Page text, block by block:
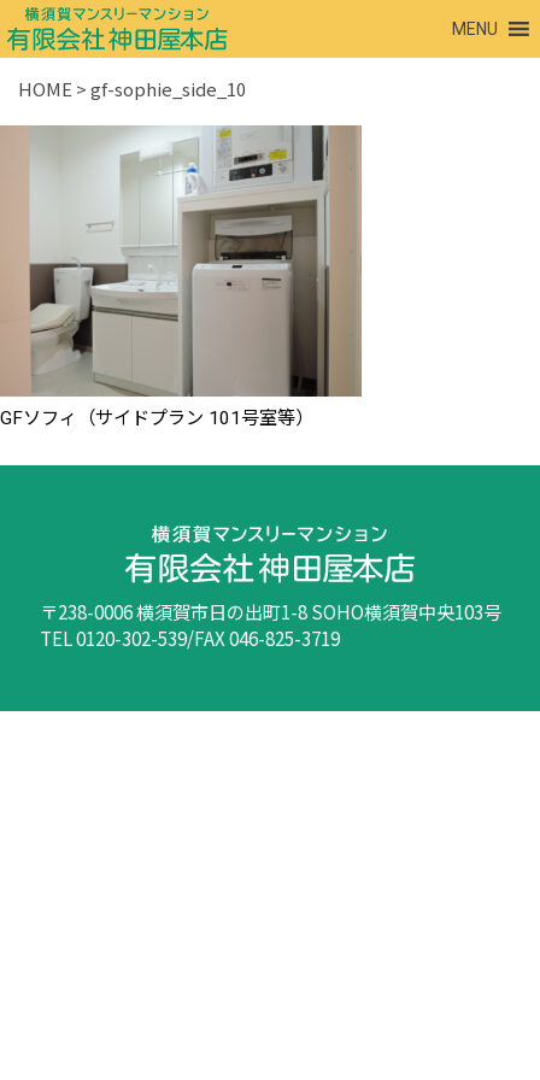
MENU
HOME >gf-sophie_side_10
GFソフィ（サイドプラン 101号室等）
〒238-0006 横須賀市日の出町1-8 SOHO横須賀中央103号
TEL 0120-302-539/FAX 046-825-3719